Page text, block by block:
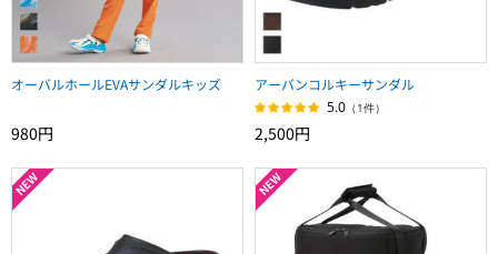
オーバルホールEVAサンダルキッズ
980円
アーバンコルキーサンダル
5.0 （1件）
2,500円